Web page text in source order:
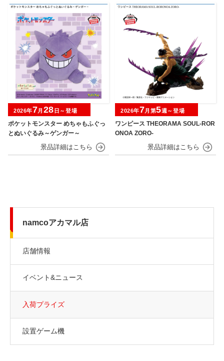
ポケットモンスター めちゃもふぐっ
とぬいぐるみ～ゲンガー～
2026年7月 28 日～登場
ワンピース THEORAMA SOUL-ROR
ONOA ZORO-
2026年7月第5週～登場
namcoアカマル店
店舗情報
イベント&ニュース
入荷プライズ
設置ゲーム機